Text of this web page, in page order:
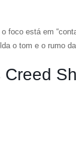
foco está em
o tom e o rumo
Creed